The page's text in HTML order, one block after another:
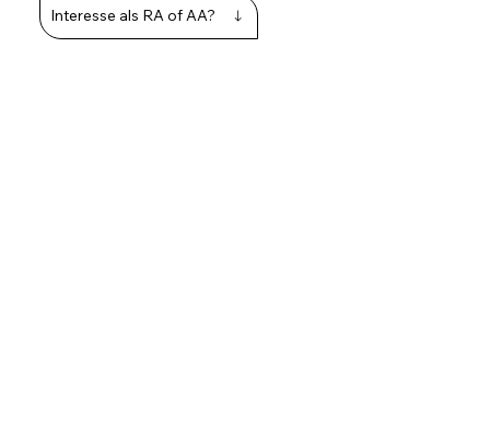
Interesse als RA of AA?